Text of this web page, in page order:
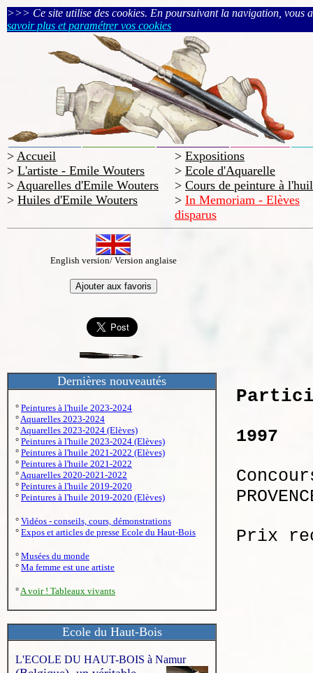
>>> Ce site utilise des cookies. En poursuivant la navigation, vous
savoir plus et paramétrer vos cookies
> Accueil
> L'artiste - Emile Wouters
> Aquarelles d'Emile Wouters
> Huiles d'Emile Wouters
> Expositions
> Ecole d'Aquarelle
> Cours de peinture à
> In Memoriam - Elèves
disparus
English version/ Version anglaise
Dernières nouveautés
° Peintures à l'huile 2023-2024
°Aquarelles 2023-2024
°Aquarelles 2023-2024 (Elèves)
° Peintures à l'huile 2023-2024 (Elèves)
° Peintures à l'huile 2021-2022 (Elèves)
° Peintures à l'huile 2021-2022
°Aquarelles 2020-2021-2022
° Peintures à l'huile 2019-2020
° Peintures à l'huile 2019-2020 (Elèves)
° Vidéos - conseils, cours, démonstrations
° Expos et articles de presse Ecole du Haut-Bois
° Musées du monde
° Ma femme est une artiste
°A voir ! Tableaux vivants
Ecole du Haut-Bois
L'ECOLE DU HAUT-BOIS à Namur
1997
Prix